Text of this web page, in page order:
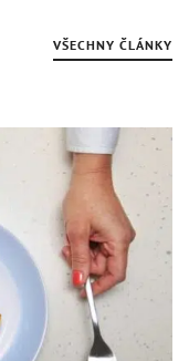
VŠECHNY ČLÁNKY